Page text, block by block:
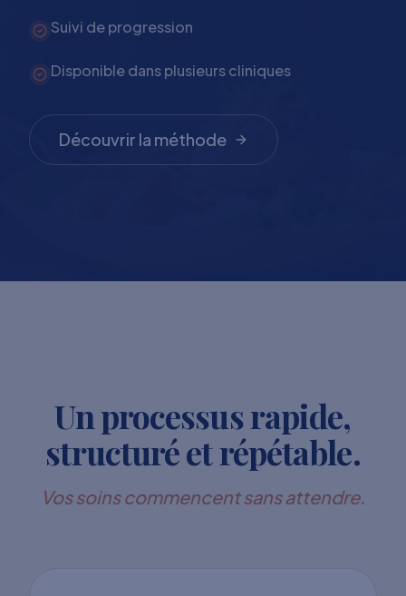
Suivi de progression
Disponible dans plusieurs cliniques
Découvrir la méthode
Un processus rapide,
structuré et répétable.
Vos soins commencent sans attendre.